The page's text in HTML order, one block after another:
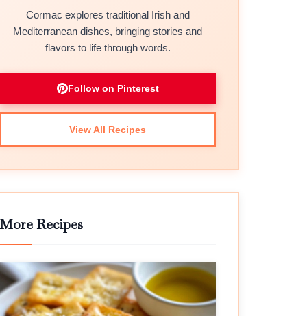
Cormac explores traditional Irish and
Mediterranean dishes, bringing stories and
flavors to life through words.
Follow on Pinterest
View All Recipes
More Recipes